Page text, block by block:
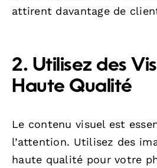
attirent davantage de
2. Utilisez des
Haute Qualité
Le contenu visuel est
l’attention. Utilisez des
haute qualité pour votre